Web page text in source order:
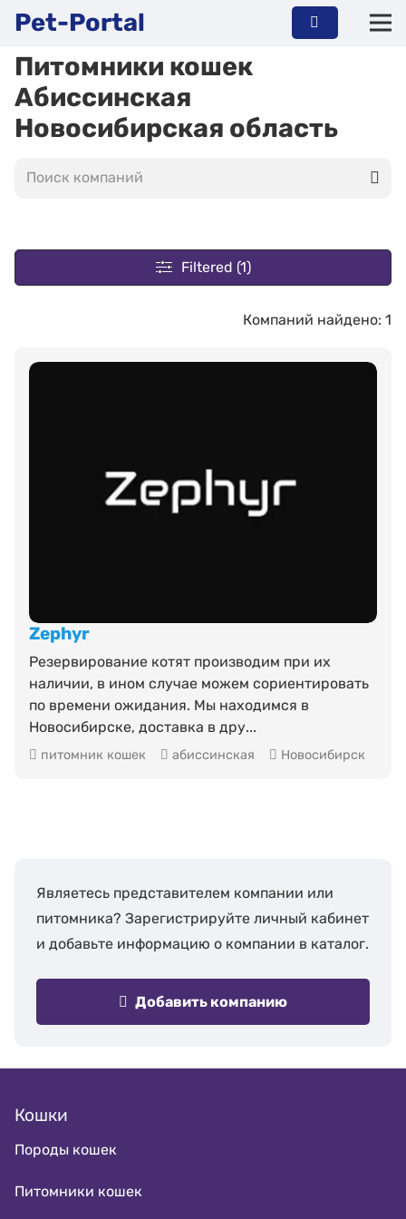
Pet-Portal
Питомники кошек
Абиссинская
Новосибирская область
Filtered (1)
Компаний найдено: 1
Zephyr
Резервирование котят производим при их
наличии, в ином случае можем сориентировать
по времени ожидания. Мы находимся в
Новосибирске, доставка в дру...
питомник кошек абиссинская Новосибирск
Являетесь представителем компании или
питомника? Зарегистрируйте личный кабинет
и добавьте информацию о компании в каталог.
Добавить компанию
Кошки
Породы кошек
Питомники кошек